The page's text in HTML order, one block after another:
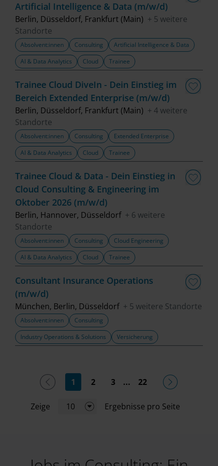
Artificial Intelligence & Data (m/w/d)
Berlin, Düsseldorf, Frankfurt (Main) + 5 weitere
Standorte
Absolvent:innen Consulting
Artificial Intelligence & Data
AI & Data Analytics
Cloud Trainee
Trainee Cloud DiveIn - Dein Einstieg im
Bereich Extended Enterprise (m/w/d)
Berlin, Düsseldorf, Frankfurt (Main) + 4 weitere
Standorte
Absolvent:innen Consulting
Extended Enterprise
AI & Data Analytics
Cloud Trainee
Trainee Cloud & Data - Dein Einstieg in
Cloud Consulting & Engineering im
Oktober 2026 (m/w/d)
Berlin, Hannover, Düsseldorf + 6 weitere
Standorte
Absolvent:innen Consulting
Cloud Engineering
AI & Data Analytics
Cloud Trainee
Consultant Insurance Operations
(m/w/d)
München, Berlin, Düsseldorf + 5 weitere Standorte
Absolvent:innen
Consulting
Industry Operations & Solutions
Versicherung
1 (current)
2 3 ... 22
Zeige 10 Ergebnisse pro Seite